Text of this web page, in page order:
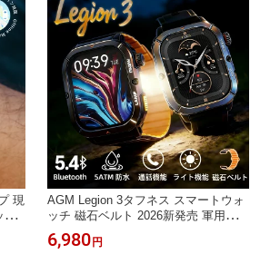
現
チ
AGM Legion 3タフネス スマートウォ
ッチ 磁石ベルト 2026新発売 軍用規格
5ATM防水 IP68防塵 1.95インチ画面
高解像度AMOLEDディスプレイ 懐中
6,980円